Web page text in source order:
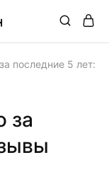
последние 5 лет:
за